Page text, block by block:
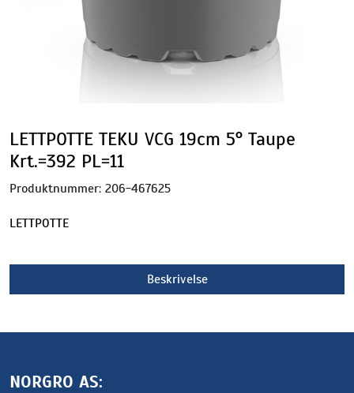
LETTPOTTE TEKU VCG 19cm 5° Taupe
Krt.=392 PL=11
Produktnummer: 206-467625
LETTPOTTE
Beskrivelse
NORGRO AS: